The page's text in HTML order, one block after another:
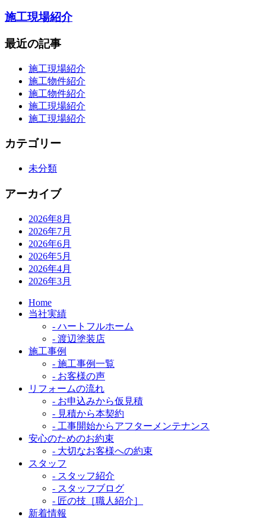
ゲ
ー
施工現場紹介
最近の記事
施工現場紹介
施工物件紹介
施工物件紹介
施工現場紹介
施工現場紹介
カテゴリー
未分類
アーカイブ
2026年8月
2026年7月
2026年6月
2026年5月
2026年4月
2026年3月
Home
当社実績
- ハートフルホーム
- 渡辺塗装店
施工事例
- 施工事例一覧
- お客様の声
リフォームの流れ
- お申込みから仮見積
- 見積から本契約
- 工事開始からアフターメンテナンス
安心のためのお約束
- 大切なお客様への約束
スタッフ
- スタッフ紹介
- スタッフブログ
- 匠の技［職人紹介］
新着情報